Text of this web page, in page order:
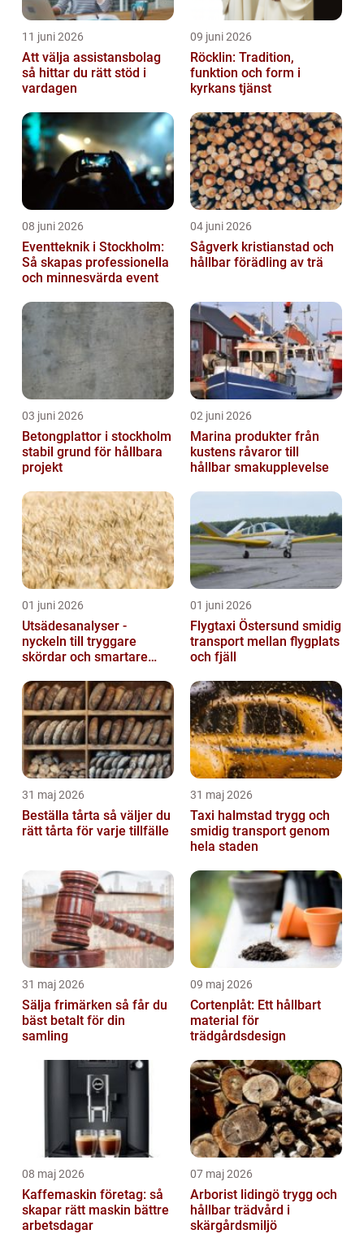
11 juni 2026
Att välja assistansbolag
så hittar du rätt stöd i
vardagen
09 juni 2026
Röcklin: Tradition,
funktion och form i
kyrkans tjänst
08 juni 2026
Eventteknik i Stockholm:
Så skapas professionella
och minnesvärda event
04 juni 2026
Sågverk kristianstad och
hållbar förädling av trä
03 juni 2026
Betongplattor i stockholm
stabil grund för hållbara
projekt
02 juni 2026
Marina produkter från
kustens råvaror till
hållbar smakupplevelse
01 juni 2026
Utsädesanalyser -
nyckeln till tryggare
skördar och smartare
01 juni 2026
Flygtaxi Östersund smidig
transport mellan flygplats
och fjäll
31 maj 2026
Beställa tårta så väljer du
rätt tårta för varje tillfälle
31 maj 2026
Taxi halmstad trygg och
smidig transport genom
hela staden
31 maj 2026
Sälja frimärken så får du
bäst betalt för din
samling
09 maj 2026
Cortenplåt: Ett hållbart
material för
trädgårdsdesign
08 maj 2026
Kaffemaskin företag: så
skapar rätt maskin bättre
arbetsdagar
07 maj 2026
Arborist lidingö trygg och
hållbar trädvård i
skärgårdsmiljö